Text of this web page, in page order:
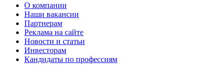
О компании
Наши вакансии
Партнерам
Реклама на сайте
Новости и статьи
Инвесторам
Кандидаты по профессиям